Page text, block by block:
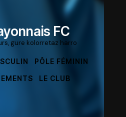
FC
gure kolorretaz harro
PÔLE FÉMININ
LE CLUB